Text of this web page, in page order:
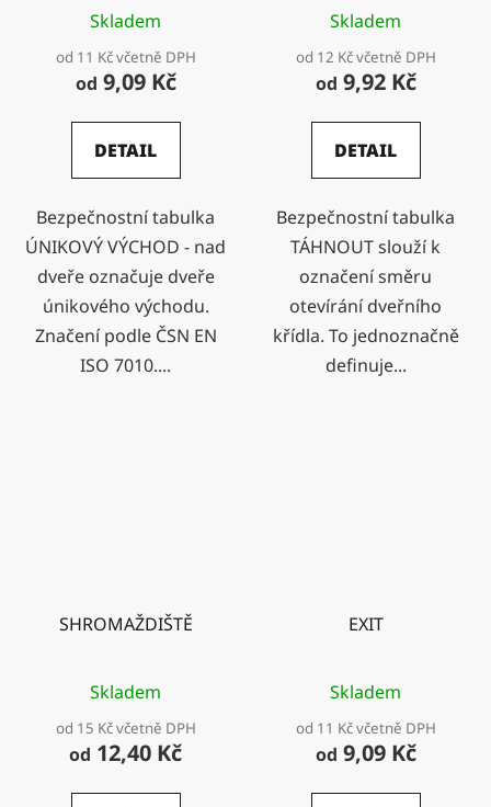
Skladem
od 11 Kč včetně DPH
od 9,09 Kč
DETAIL
Bezpečnostní tabulka
ÚNIKOVÝ VÝCHOD - nad
dveře označuje dveře
únikového východu.
Značení podle ČSN EN
ISO 7010....
Skladem
od 12 Kč včetně DPH
od 9,92 Kč
DETAIL
Bezpečnostní tabulka
TÁHNOUT slouží k
označení směru
otevírání dveřního
křídla. To jednoznačně
definuje...
SHROMAŽDIŠTĚ
Skladem
od 15 Kč včetně DPH
od 12,40 Kč
EXIT
Skladem
od 11 Kč včetně DPH
od 9,09 Kč